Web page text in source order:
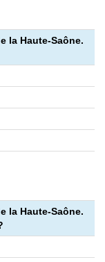
la Haute-Saône.
la Haute-Saône.